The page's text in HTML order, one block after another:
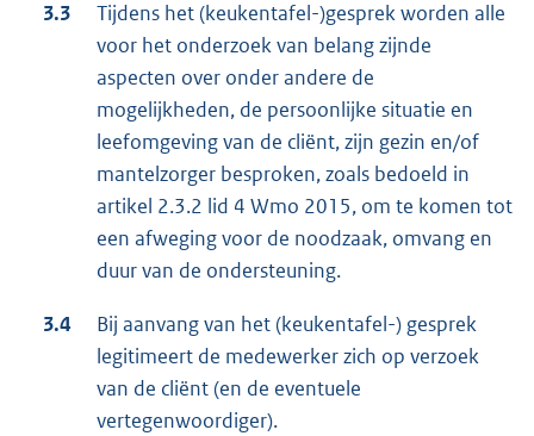
3.3
Tijdens het (keukentafel-)gesprek worden alle
voor het onderzoek van belang zijnde
aspecten over onder andere de
mogelijkheden, de persoonlijke situatie en
leefomgeving van de cliënt, zijn gezin en/of
mantelzorger besproken, zoals bedoeld in
artikel 2.3.2 lid 4 Wmo 2015, om te komen tot
een afweging voor de noodzaak, omvang en
duur van de ondersteuning.
3.4
Bij aanvang van het (keukentafel-) gesprek
legitimeert de medewerker zich op verzoek
van de cliënt (en de eventuele
vertegenwoordiger).